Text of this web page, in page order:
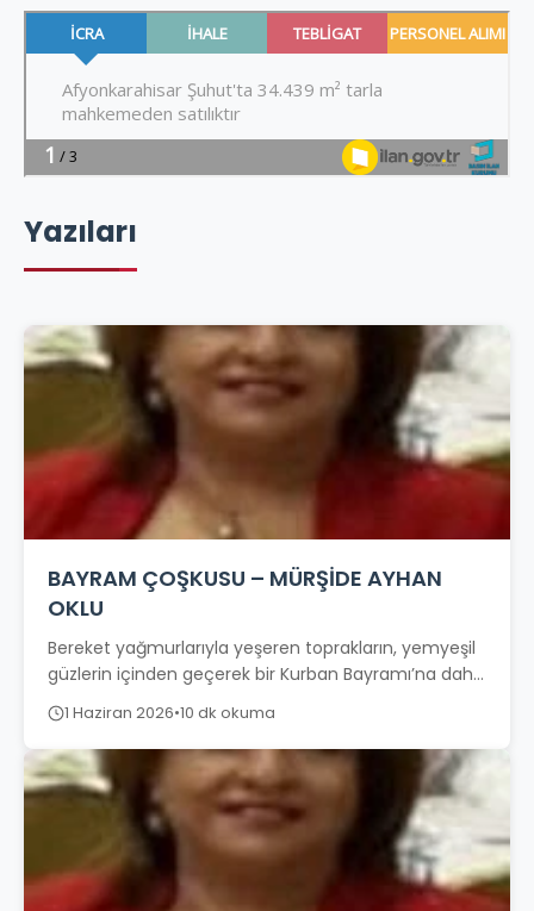
Yazıları
BAYRAM ÇOŞKUSU – MÜRŞİDE AYHAN
OKLU
Bereket yağmurlarıyla yeşeren toprakların, yemyeşil
güzlerin içinden geçerek bir Kurban Bayramı’na daha
ulaşıyoruz. Bayramlar insanın yalnız takvimine değil,
kalbine de...
1 Haziran 2026•10 dk okuma